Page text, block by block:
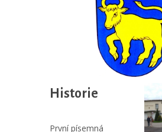
Historie
První písemná